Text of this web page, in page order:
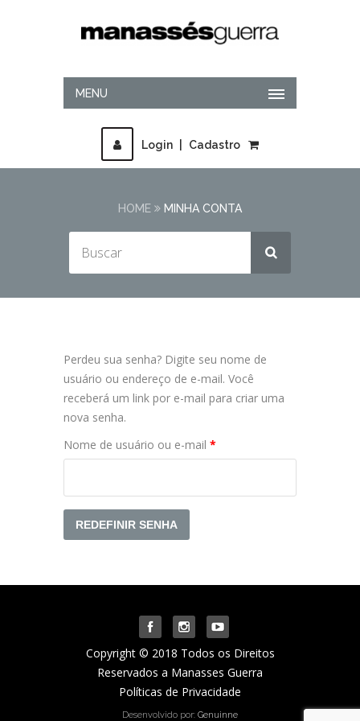
MENU
Login Cadastro
HOME MINHA CONTA
Perdeu sua senha? Digite seu nome de
usuário ou endereço de e-mail. Você
receberá um link por e-mail para criar uma
nova senha.
Nome de usuário ou e-mail *
REDEFINIR SENHA
Copyright © 2018 Todos os Direitos
Reservados a Manasses Guerra
Políticas de Privacidade
Desenvolvido por: Genuinne